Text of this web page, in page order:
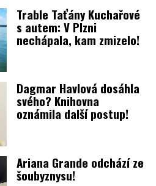
Trable Taťány Kuchařové
s autem: V Plzni
nechápala, kam zmizelo!
Dagmar Havlová dosáhla
svého? Knihovna
oznámila další postup!
Ariana Grande odchází ze
šoubyznysu!